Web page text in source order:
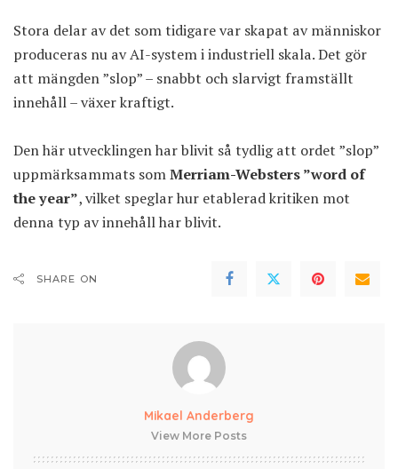
Stora delar av det som tidigare var skapat av människor
produceras nu av AI-system i industriell skala. Det gör
att mängden ”slop” – snabbt och slarvigt framställt
innehåll – växer kraftigt.
Den här utvecklingen har blivit så tydlig att ordet ”slop”
uppmärksammats somMerriam-Websters ”word of
the year”, vilket speglar hur etablerad kritiken mot
denna typ av innehåll har blivit.
SHARE ON
Mikael Anderberg
View More Posts